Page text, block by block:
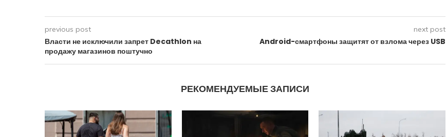
previous post
Власти не исключили запрет Decathlon на
продажу магазинов поштучно
next post
Android-смартфоны защитят от взлома через USB
РЕКОМЕНДУЕМЫЕ ЗАПИСИ